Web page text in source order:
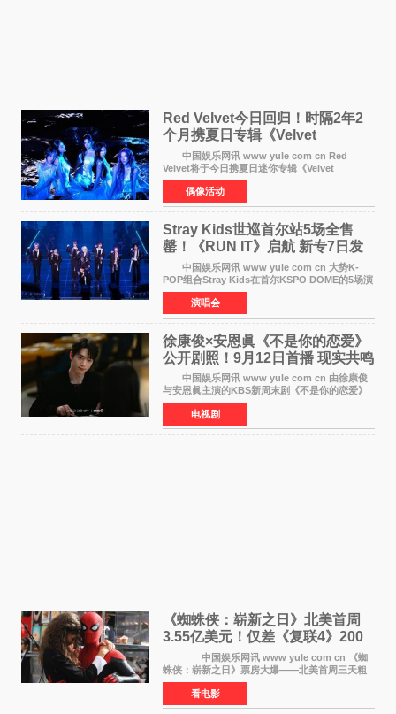
Red Velvet今日回归！时隔2年2
个月携夏日专辑《Velvet
Summer》重启完整体活动
中国娱乐网讯 www yule com cn Red
Velvet将于今日携夏日迷你专辑《Velvet
Summer》时隔2年2个月重启完整体活动。这张
于8月3日发行的专辑，主打柔和成熟氛围的夏日
音乐，收录了成员们想着
偶像活动
Stray Kids世巡首尔站5场全售
罄！《RUN IT》启航 新专7日发
中国娱乐网讯 www yule com cn 大势K-
POP组合Stray Kids在首尔KSPO DOME的5场演
唱会全部售罄，为新世界巡演拉开序幕。据所属
社JYP娱乐透露，Stray Kids于上月25至26日、
29日及本月1至2日
演唱会
徐康俊×安恩眞《不是你的恋爱》
公开剧照！9月12日首播 现实共鸣
罗曼史来袭
中国娱乐网讯 www yule com cn 由徐康俊
与安恩眞主演的KBS新周末剧《不是你的恋爱》
于近日公开首波剧照，正式定档9月12日首
播。 剧照中，徐康俊与安恩眞并肩而坐，眼
神中流露出复杂而微
电视剧
《蜘蛛侠：崭新之日》北美首周
3.55亿美元！仅差《复联4》200
万 影史第二全球开画
中国娱乐网讯 www yule com cn 《蜘
蛛侠：崭新之日》票房大爆——北美首周三天粗
报3 55亿美元，仅比影史最高北美开画《复仇者
联盟4：终局之战》的3 571亿美元少200万出头，
精报调整后仍
看电影